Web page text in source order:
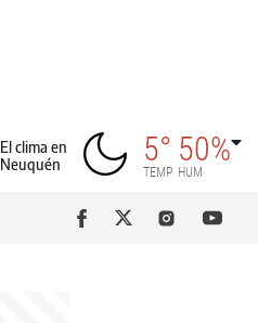
El clima en
Neuquén
5°
TEMP
50%
HUM